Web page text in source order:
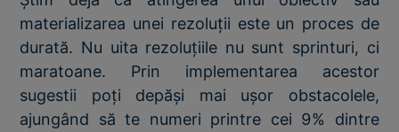
materializarea unei rezoluții este un proces de
durată. Nu uita rezoluțiile nu sunt sprinturi, ci
maratoane. Prin implementarea acestor
sugestii poți depăși mai ușor obstacolele,
ajungând să te numeri printre cei 9% dintre